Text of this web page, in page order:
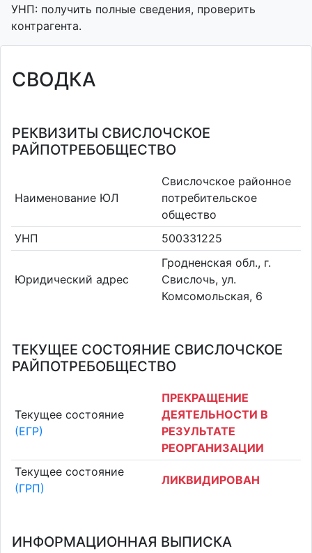
УНП: получить полные сведения, проверить
контрагента.
СВОДКА
РЕКВИЗИТЫ СВИСЛОЧСКОЕ
РАЙПОТРЕБОБЩЕСТВО
Наименование ЮЛ
Свислочское районное
потребительское
общество
УНП
500331225
Юридический адрес
Гродненская обл., г.
Свислочь, ул.
Комсомольская, 6
ТЕКУЩЕЕ СОСТОЯНИЕ СВИСЛОЧСКОЕ
РАЙПОТРЕБОБЩЕСТВО
Текущее состояние
(ЕГР)
ПРЕКРАЩЕНИЕ
ДЕЯТЕЛЬНОСТИ В
РЕЗУЛЬТАТЕ
РЕОРГАНИЗАЦИИ
Текущее состояние
(ГРП)
ЛИКВИДИРОВАН
ИНФОРМАЦИОННАЯ ВЫПИСКА